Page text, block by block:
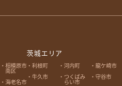
相模原市
南区
海老名市
茨城エリア
利根町 河内町
龍ケ崎市
牛久市
つくばみ
らい市
守谷市